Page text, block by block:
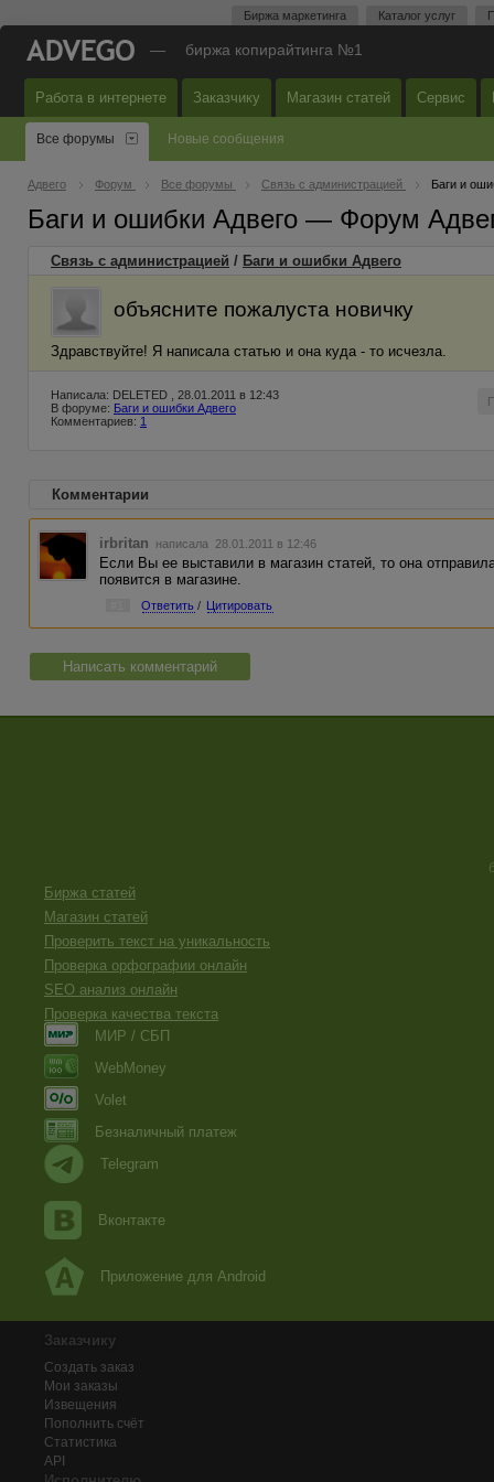
Биржа маркетинга Каталог услуг
— биржа копирайтинга №1
Работа в интернете Заказчику Магазин статей Сервис
Все форумы Новые сообщения
Адвего Форум Все форумы Связь с администрацией Баги и
Баги и ошибки Адвего — Форум
Связь с администрацией / Баги и ошибки Адвего
объясните пожалуста новичку
Здравствуйте! Я написала статью и она куда - то исчезла.
Написала: DELETED , 28.01.2011 в 12:43
В форуме: Баги и ошибки Адвего
Комментариев: 1
Комментарии
irbritan написала 28.01.2011 в 12:46
Если Вы ее выставили в магазин статей, то она
появится в магазине.
Ответить / Цитировать
Написать комментарий
Биржа статей
Магазин статей
Проверить текст на уникальность
Проверка орфографии онлайн
SEO анализ онлайн
Проверка качества текста
МИР / СБП
WebMoney
Volet
Безналичный платеж
Telegram
Вконтакте
Приложение для Android
Заказчику
Создать заказ
Мои заказы
Извещения
Пополнить счёт
Статистика
API